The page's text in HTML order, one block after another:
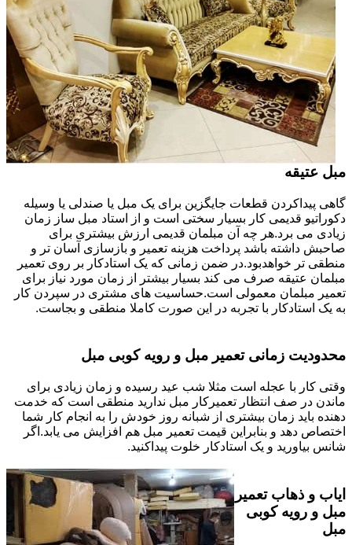
مبل عتیقه
گاهی پیداکردن قطعات جایگزین برای یک مبل یا صندلی یا وسیله
دکوراتیو قدیمی کار بسیار سختی است و از استاد مبل ساز زمان
زیادی می برد.هر چه آن مبلمان قدیمی ارزش بیشتری برای
صاحبش داشته باشد پرداخت هزینه تعمیر و بازسازی آسان تر و
منطقی تر خواهدبود.در ضمن زمانی که یک استادکار بر روی تعمیر
مبلمان عتیقه صرف می کند بسیار بیشتر از زمان مورد نیاز برای
تعمیر مبلمان معمولی است.حساسیت های مشتری در سپردن کار
به یک استادکار با تجربه در این صورت کاملا منطقی و بجاست.
محدودیت زمانی تعمیر مبل و رویه کوبی مبل
وقتی کار با عجله است مثلا شب عید رسیده و زمان زیادی برای
ماندن در صف انتظار تعمیرکار مبل ندارید منطقی است که خدمت
دهنده باید زمان بیشتری از شبانه روز خودش را به انجام کار شما
اختصاص دهد و بنابراین قیمت تعمیر مبل هم افزایش می یابد.اگر
شانس بیاورید و یک استادکار خلوت پیداکنید.
ایاب و ذهاب تعمیر
مبل و رویه کوبی
مبل